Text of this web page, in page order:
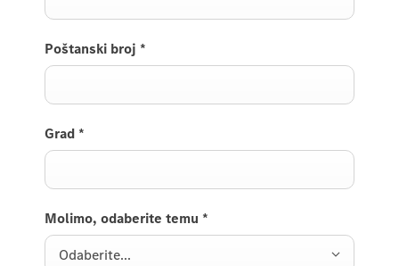
Poštanski broj *
Grad *
Molimo, odaberite temu *
Odaberite...